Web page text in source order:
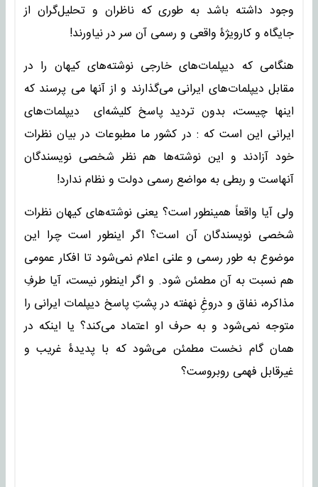
وجود داشته باشد به طوری که ناظران و تحلیل‌گران از
جایگاه و کارویژۀ واقعی و رسمی آن سر در نیاورند!
هنگامی که دیپلمات‌های خارجی نوشته‌های کیهان را در
مقابل دیپلمات‌های ایرانی می‌گذارند و از آنها می پرسند که
اینها چیست، بدون تردید پاسخ کلیشه‌ای دیپلمات‌های
ایرانی این است که : در کشور ما مطبوعات در بیان نظرات
خود آزادند و این نوشته‌ها هم نظر شخصی نویسندگان
آنهاست و ربطی به مواضع رسمی دولت و نظام ندارد!
ولی آیا واقعاً همینطور است؟ یعنی نوشته‌های کیهان نظرات
شخصی نویسندگان آن است؟ اگر اینطور است چرا این
موضوع به طور رسمی و علنی اعلام نمی‌شود تا افکار عمومی
هم نسبت به آن مطمئن شود. و اگر اینطور نیست، آیا طرفِ
مذاکره، نفاق و دروغِ نهفته در پشتِ پاسخ دیپلمات ایرانی را
متوجه نمی‌شود و به حرف او اعتماد می‌کند؟ یا اینکه در
همان گام نخست مطمئن می‌شود که با پدیدۀ غریب و
غیرقابل فهمی روبروست؟